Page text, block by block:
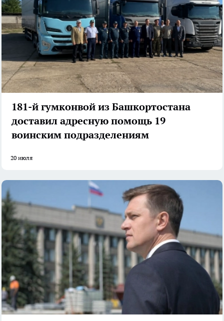
181-й гумконвой из Башкортостана
доставил адресную помощь 19
воинским подразделениям
20 июля